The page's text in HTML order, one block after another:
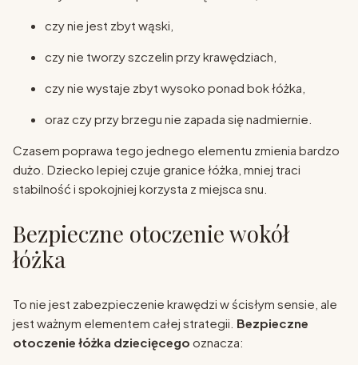
czy nie jest zbyt wąski,
czy nie tworzy szczelin przy krawędziach,
czy nie wystaje zbyt wysoko ponad bok łóżka,
oraz czy przy brzegu nie zapada się nadmiernie.
Czasem poprawa tego jednego elementu zmienia bardzo
dużo. Dziecko lepiej czuje granice łóżka, mniej traci
stabilność i spokojniej korzysta z miejsca snu.
Bezpieczne otoczenie wokół
łóżka
To nie jest zabezpieczenie krawędzi w ścisłym sensie, ale
jest ważnym elementem całej strategii. Bezpieczne
otoczenie łóżka dziecięcego oznacza: